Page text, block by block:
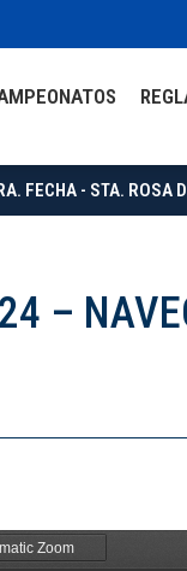
FECHA - STA. ROSA
–